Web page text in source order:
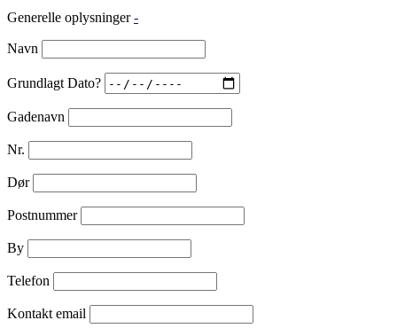
Generelle oplysninger -
Navn
Grundlagt Dato?
Gadenavn
Nr.
Dør
Postnummer
By
Telefon
Kontakt email